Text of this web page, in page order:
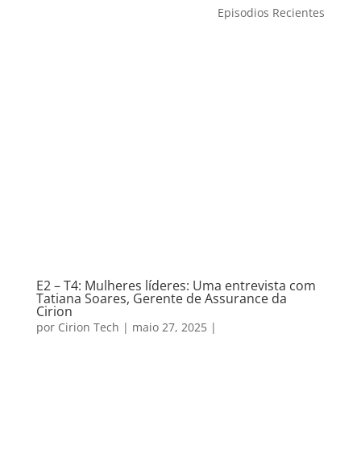
Episodios Recientes
E2 – T4: Mulheres líderes: Uma entrevista com
Tatiana Soares, Gerente de Assurance da
Cirion
por Cirion Tech | maio 27, 2025|